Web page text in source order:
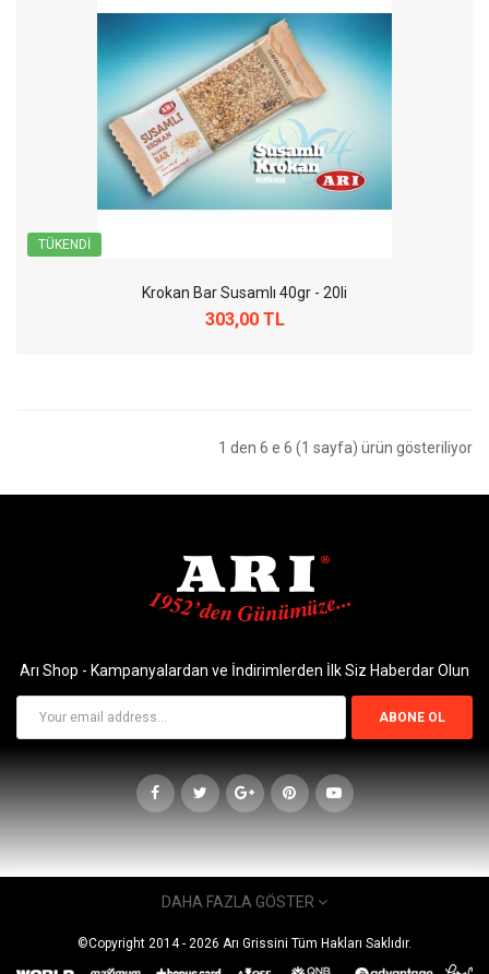
TÜKENDI
Krokan Bar Susamlı 40gr - 20li
303,00 TL
1 den 6 e 6 (1 sayfa) ürün gösteriliyor
Arı Shop - Kampanyalardan ve İndirimlerden İlk Siz Haberdar Olun
ABONE OL
DAHA FAZLA GÖSTER
©Copyright 2014 - 2026 Arı Grissini Tüm Hakları Saklıdır.